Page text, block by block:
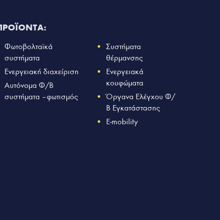
Φωτοβολταϊκά
συστήματα
Ενεργειακή διαχείριση
Αυτόνομα Φ/Β
συστήματα – φωτισμός
Συστήματα
θέρμανσης
Ενεργειακά
κουφώματα
Όργανα Ελέγχου Φ/
Β Εγκατάστασης
E-mobility